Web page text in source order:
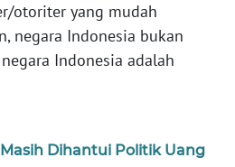
otoriter yang mudah
negara Indonesia bukan
Indonesia adalah
Dihantui Politik Uang